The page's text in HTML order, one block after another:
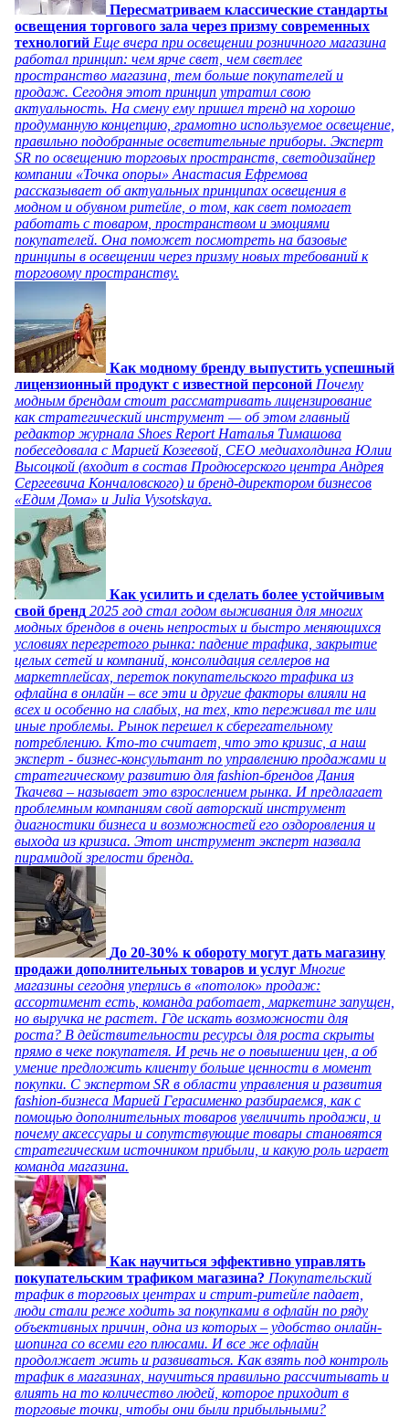
Пересматриваем классические стандарты
освещения торгового зала через призму современных
технологий Еще вчера при освещении розничного магазина
работал принцип: чем ярче свет, чем светлее
пространство магазина, тем больше покупателей и
продаж. Сегодня этот принцип утратил свою
актуальность. На смену ему пришел тренд на хорошо
продуманную концепцию, грамотно используемое освещение,
правильно подобранные осветительные приборы. Эксперт
SR по освещению торговых пространств, светодизайнер
компании «Точка опоры» Анастасия Ефремова
рассказывает об актуальных принципах освещения в
модном и обувном ритейле, о том, как свет помогает
работать с товаром, пространством и эмоциями
покупателей. Она поможет посмотреть на базовые
принципы в освещении через призму новых требований к
торговому пространству.
Как модному бренду выпустить успешный
лицензионный продукт с известной персоной Почему
модным брендам стоит рассматривать лицензирование
как стратегический инструмент — об этом главный
редактор журнала Shoes Report Наталья Тимашова
побеседовала с Марией Козеевой, СЕО медиахолдинга Юлии
Высоцкой (входит в состав Продюсерского центра Андрея
Сергеевича Кончаловского) и бренд-директором бизнесов
«Едим Дома» и Julia Vysotskaya.
Как усилить и сделать более устойчивым
свой бренд 2025 год стал годом выживания для многих
модных брендов в очень непростых и быстро меняющихся
условиях перегретого рынка: падение трафика, закрытие
целых сетей и компаний, консолидация селлеров на
маркетплейсах, переток покупательского трафика из
офлайна в онлайн – все эти и другие факторы влияли на
всех и особенно на слабых, на тех, кто переживал те или
иные проблемы. Рынок перешел к сберегательному
потреблению. Кто-то считает, что это кризис, а наш
эксперт - бизнес-консультант по управлению продажами и
стратегическому развитию для fashion-брендов Дания
Ткачева – называет это взрослением рынка. И предлагает
проблемным компаниям свой авторский инструмент
диагностики бизнеса и возможностей его оздоровления и
выхода из кризиса. Этот инструмент эксперт назвала
пирамидой зрелости бренда.
До 20-30% к обороту могут дать магазину
продажи дополнительных товаров и услуг Многие
магазины сегодня уперлись в «потолок» продаж:
ассортимент есть, команда работает, маркетинг запущен,
но выручка не растет. Где искать возможности для
роста? В действительности ресурсы для роста скрыты
прямо в чеке покупателя. И речь не о повышении цен, а об
умение предложить клиенту больше ценности в момент
покупки. С экспертом SR в области управления и развития
fashion-бизнеса Марией Герасименко разбираемся, как с
помощью дополнительных товаров увеличить продажи, и
почему аксессуары и сопутствующие товары становятся
стратегическим источником прибыли, и какую роль играет
команда магазина.
Как научиться эффективно управлять
покупательским трафиком магазина? Покупательский
трафик в торговых центрах и стрит-ритейле падает,
люди стали реже ходить за покупками в офлайн по ряду
объективных причин, одна из которых – удобство онлайн-
шопинга со всеми его плюсами. И все же офлайн
продолжает жить и развиваться. Как взять под контроль
трафик в магазинах, научиться правильно рассчитывать и
влиять на то количество людей, которое приходит в
торговые точки, чтобы они были прибыльными?